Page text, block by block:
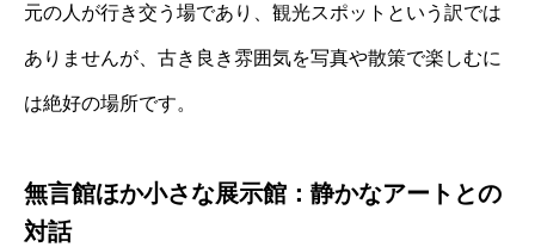
元の人が行き交う場であり、観光スポットという訳では
ありませんが、古き良き雰囲気を写真や散策で楽しむに
は絶好の場所です。
無言館ほか小さな展示館：静かなアートとの
対話